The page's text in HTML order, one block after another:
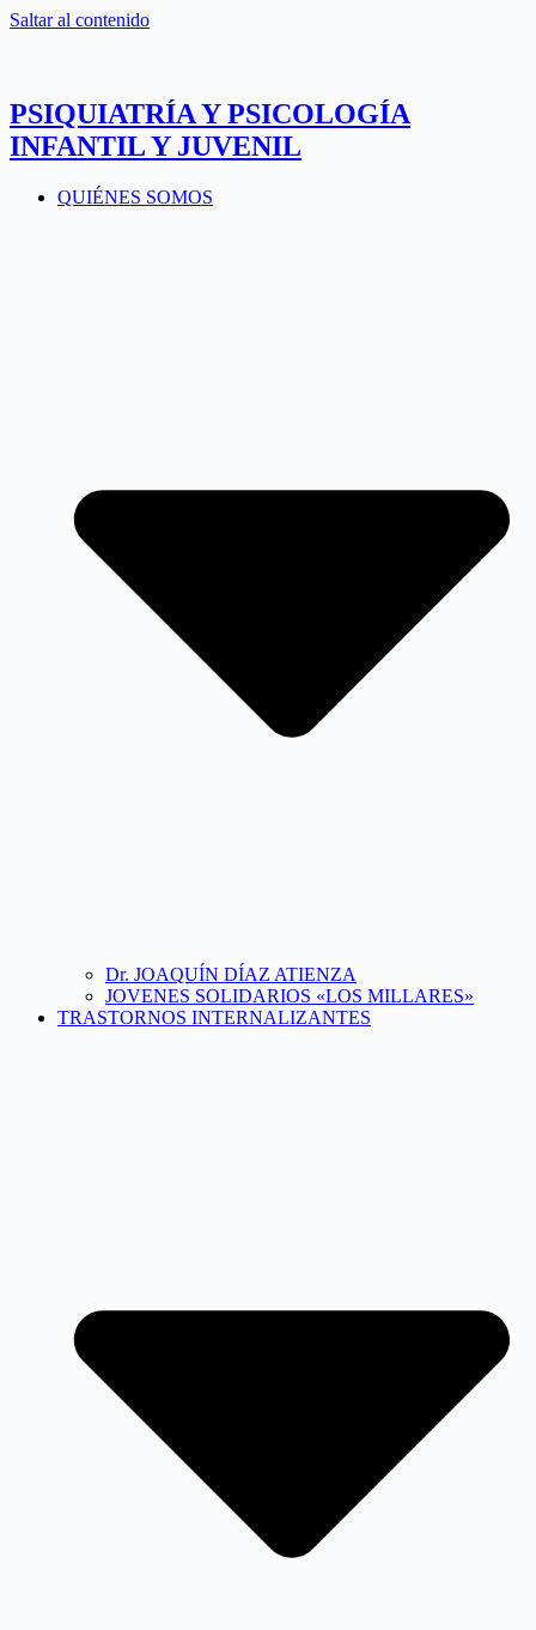
Saltar al contenido
PSIQUIATRÍA Y PSICOLOGÍA
INFANTIL Y JUVENIL
QUIÉNES SOMOS
Dr. JOAQUÍN DÍAZ ATIENZA
JOVENES SOLIDARIOS «LOS MILLARES»
TRASTORNOS INTERNALIZANTES